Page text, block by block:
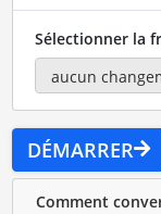
Sélectionner la
DÉMARRER
Comment